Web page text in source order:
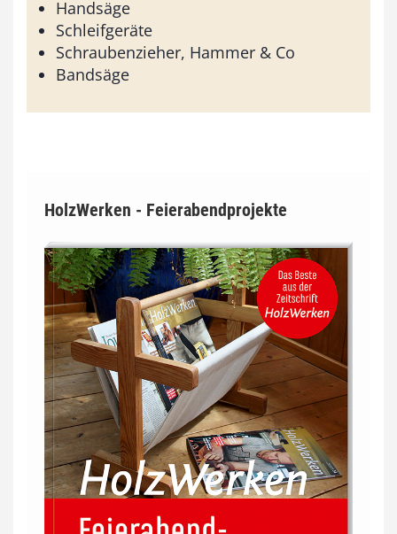
Handsäge
Schleifgeräte
Schraubenzieher, Hammer & Co
Bandsäge
HolzWerken - Feierabendprojekte